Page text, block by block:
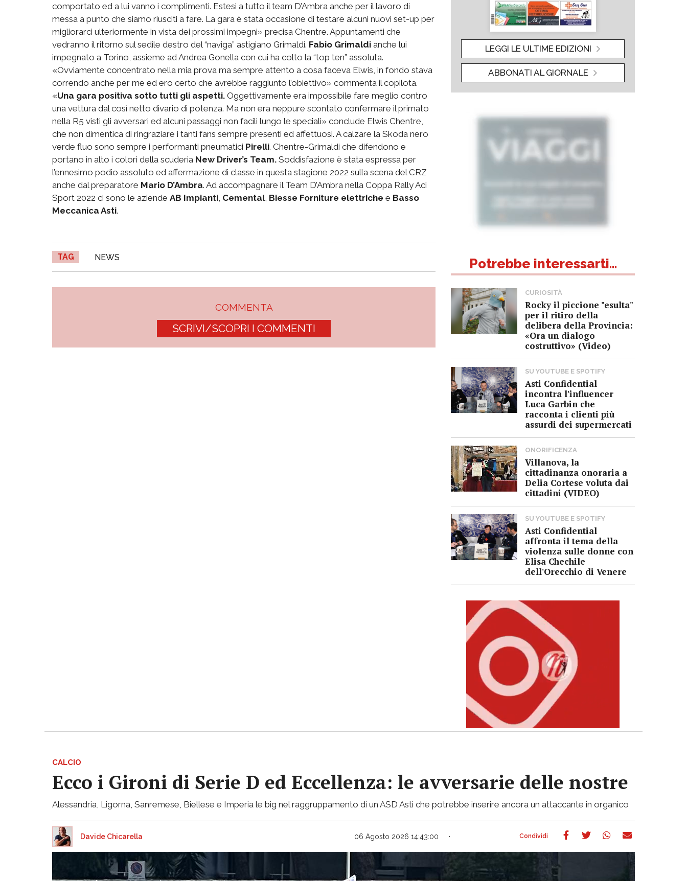
comportato ed a lui vanno i complimenti. Estesi a tutto il team D’Ambra anche per il lavoro di
messa a punto che siamo riusciti a fare. La gara è stata occasione di testare alcuni nuovi set-up per
migliorarci ulteriormente in vista dei prossimi impegni» precisa Chentre. Appuntamenti che
vedranno il ritorno sul sedile destro del “naviga” astigiano Grimaldi. Fabio Grimaldi anche lui
impegnato a Torino, assieme ad Andrea Gonella con cui ha colto la “top ten” assoluta.
«Ovviamente concentrato nella mia prova ma sempre attento a cosa faceva Elwis, in fondo stava
correndo anche per me ed ero certo che avrebbe raggiunto l’obiettivo» commenta il copilota.
«Una gara positiva sotto tutti gli aspetti. Oggettivamente era impossibile fare meglio contro
una vettura dal così netto divario di potenza. Ma non era neppure scontato confermare il primato
nella R5 visti gli avversari ed alcuni passaggi non facili lungo le speciali» conclude Elwis Chentre,
che non dimentica di ringraziare i tanti fans sempre presenti ed affettuosi. A calzare la Skoda nero
verde fluo sono sempre i performanti pneumatici Pirelli. Chentre-Grimaldi che difendono e
portano in alto i colori della scuderia New Driver’s Team. Soddisfazione è stata espressa per
l’ennesimo podio assoluto ed affermazione di classe in questa stagione 2022 sulla scena del CRZ
anche dal preparatore Mario D’Ambra. Ad accompagnare il Team D’Ambra nella Coppa Rally Aci
Sport 2022 ci sono le aziende AB Impianti Cemental, Biesse Forniture elettriche e Basso
Meccanica Asti.
TAG NEWS
COMMENTA
SCRIVI/SCOPRI I COMMENTI
LEGGI LE ULTIME EDIZIONI
ABBONATI AL GIORNALE
Potrebbe interessarti...
CURIOSITÀ
Rocky il piccione "esulta"
per il ritiro della
delibera della Provincia:
«Ora un dialogo
costruttivo» (Video)
SU YOUTUBE E SPOTIFY
Asti Confidential
incontra l'influencer
Luca Garbin che
racconta i clienti più
assurdi dei supermercati
ONORIFICENZA
Villanova, la
cittadinanza onoraria a
Delia Cortese voluta dai
cittadini (VIDEO)
SU YOUTUBE E SPOTIFY
Asti Confidential
affronta il tema della
violenza sulle donne con
Elisa Chechile
dell'Orecchio di Venere
CALCIO
Ecco i Gironi di Serie D ed Eccellenza: le avversarie delle nostre
Alessandria, Ligorna, Sanremese, Biellese e Imperia le big nel raggruppamento di un ASD Asti che potrebbe inserire ancora un attaccante in organico
Davide Chicarella 06 Agosto 2026 14:43:00